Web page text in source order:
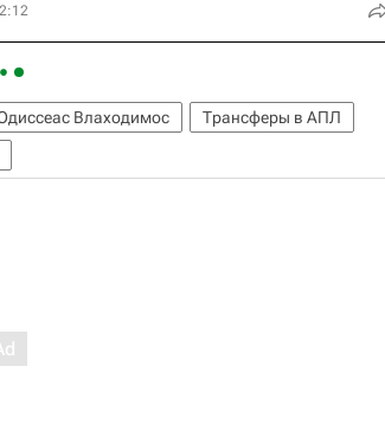
Влаходимос
Трансферы в АПЛ